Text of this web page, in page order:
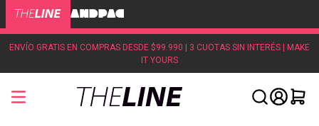
ENVÍO GRATIS EN COMPRAS DESDE $99.990 | 3 CUOTAS SIN INTERÉS | MAKE
IT YOURS